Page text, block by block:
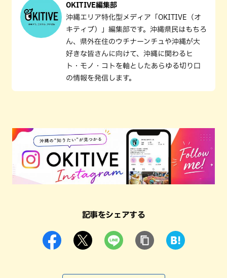
OKITIVE編集部
沖縄エリア特化型メディア「OKITIVE（オ
キティブ）」編集部です。沖縄県民はもちろ
ん、県外在住のウチナーンチュや沖縄が大
好きな皆さんに向けて、沖縄に関わるヒ
ト・モノ・コトを軸としたあらゆる切り口
の情報を発信します。
記事をシェアする